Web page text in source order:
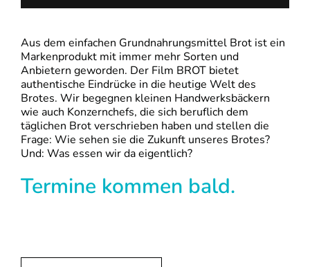
Aus dem einfachen Grundnahrungsmittel Brot ist ein
Markenprodukt mit immer mehr Sorten und
Anbietern geworden. Der Film BROT bietet
authentische Eindrücke in die heutige Welt des
Brotes. Wir begegnen kleinen Handwerksbäckern
wie auch Konzernchefs, die sich beruflich dem
täglichen Brot verschrieben haben und stellen die
Frage: Wie sehen sie die Zukunft unseres Brotes?
Und: Was essen wir da eigentlich?
Termine kommen bald.